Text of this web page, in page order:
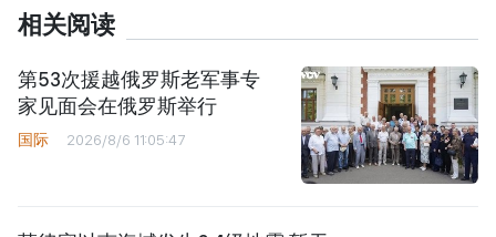
相关阅读
第53次援越俄罗斯老军事专
家见面会在俄罗斯举行
国际 2026/8/6 11:05:47